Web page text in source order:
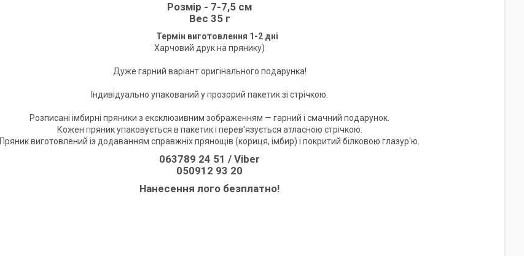
Розмір - 7-7,5 см
Вес 35 г
Термін виготовлення 1-2 дні
Харчовий друк на прянику)
Дуже гарний варіант оригінального подарунка!
Індивідуально упакований у прозорий пакетик зі стрічкою.
Розписані імбирні пряники з ексклюзивним зображенням — гарний і смачний подарунок.
Кожен пряник упаковується в пакетик і перев'язується атласною стрічкою.
Пряник виготовлений із додаванням справжніх прянощів (кориця, імбир) і покритий білковою глазур'ю.
063789 24 51 / Viber
050912 93 20
Нанесення лого безплатно!